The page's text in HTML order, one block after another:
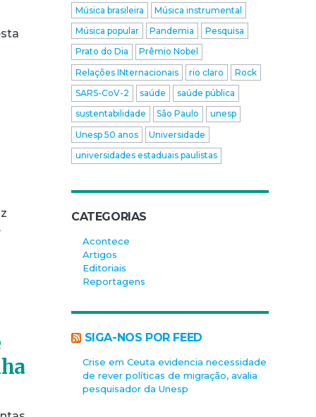
Música brasileira
Música instrumental
Música popular
Pandemia
Pesquisa
Prato do Dia
Prêmio Nobel
Relações INternacionais
rio claro
Rock
SARS-CoV-2
saúde
saúde pública
sustentabilidade
São Paulo
unesp
Unesp 50 anos
Universidade
universidades estaduais paulistas
CATEGORIAS
Acontece
Artigos
Editoriais
Reportagens
SIGA-NOS POR FEED
Crise em Ceuta evidencia necessidade
de rever políticas de migração, avalia
pesquisador da Unesp